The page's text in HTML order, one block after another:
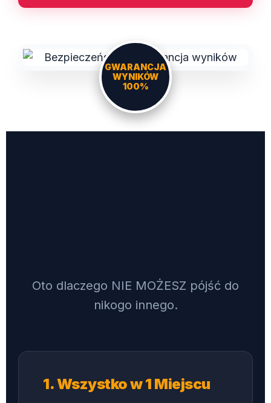
GWARANCJA
WYNIKÓW
100%
Oto dlaczego NIE MOŻESZ pójść do
nikogo innego.
1. Wszystko w 1 Miejscu